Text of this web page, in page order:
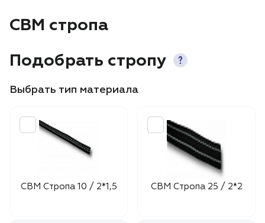
СВМ стропа
Подобрать стропу
Выбрать тип материала
СВМ Стропа 10 / 2*1,5 СВМ Стропа 25 / 2*2